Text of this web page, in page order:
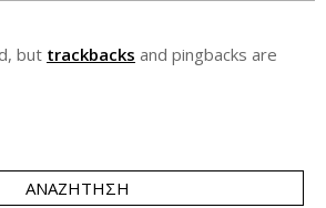
but trackbacks and pingbacks are
ΑΝΑΖΉΤΗΣΗ